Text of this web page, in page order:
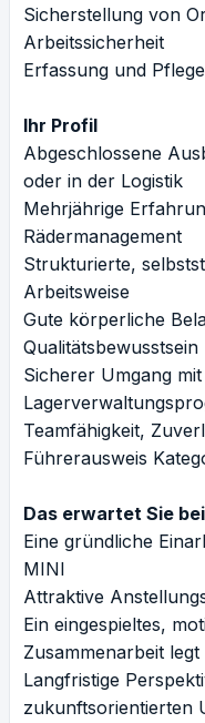
Sicherstellung von
Arbeitssicherheit
Erfassung und
Ihr Profil
Abgeschlossene
oder in der Logistik
Mehrjährige
Rädermanagement
Strukturierte,
Arbeitsweise
Gute körperliche
Qualitätsbewusstsein
Sicherer Umgang
Teamfähigkeit,
Führerausweis
Das erwartet Sie
Eine gründliche
MINI
Attraktive
Ein eingespieltes,
Zusammenarbeit legt
Langfristige
zukunftsorientierten